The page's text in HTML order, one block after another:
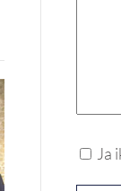
Ja